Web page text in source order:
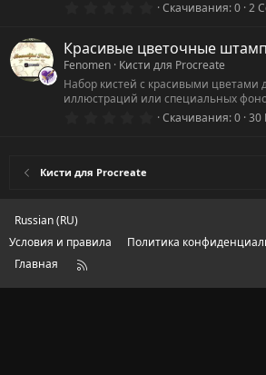
0
0
з
в
ё
з
Скачивания 0 2
Красивые цветочные
Fenomen Кисти для Procreate
Набор кистей с красивыми цветами
иллюстраций или специальных
0Скачивания 0 30
Кисти для Procreate
Russian (RU)
Условия и правила
Политика
Главная
R